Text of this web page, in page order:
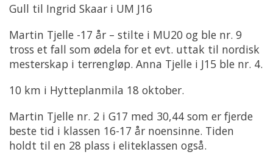
Gull til Ingrid Skaar i UM J16
Martin Tjelle -17 år – stilte i MU20 og ble nr. 9
tross et fall som ødela for et evt. uttak til nordisk
mesterskap i terrengløp. Anna Tjelle i J15 ble nr. 4.
10 km i Hytteplanmila 18 oktober.
Martin Tjelle nr. 2 i G17 med 30,44 som er fjerde
beste tid i klassen 16-17 år noensinne. Tiden
holdt til en 28 plass i eliteklassen også.